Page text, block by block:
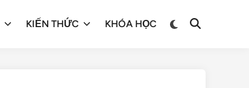
KIẾN THỨC KHÓA HỌC